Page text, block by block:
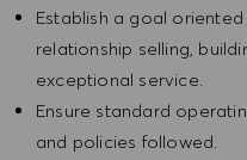
Establish a goal
relationship selling,
exceptional service.
Ensure standard
and policies followed.